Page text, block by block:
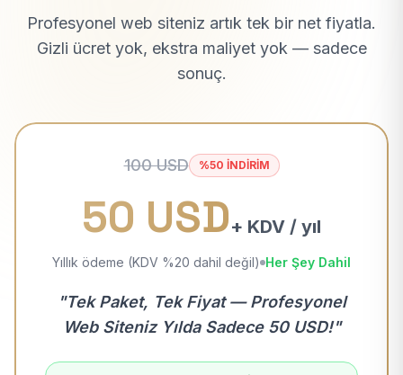
Profesyonel web siteniz artık tek bir net fiyatla.
Gizli ücret yok, ekstra maliyet yok — sadece
sonuç.
100 USD %50 İNDİRİM
50 USD+ KDV / yıl
Yıllık ödeme (KDV %20 dahil değil) Her Şey Dahil
"Tek Paket, Tek Fiyat — Profesyonel
Web Siteniz Yılda Sadece 50 USD!"